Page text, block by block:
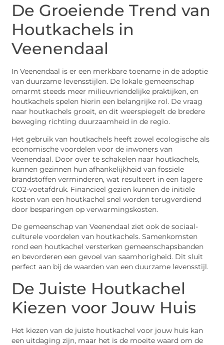
De Groeiende Trend van
Houtkachels in
Veenendaal
In Veenendaal is er een merkbare toename in de adoptie
van duurzame levensstijlen. De lokale gemeenschap
omarmt steeds meer milieuvriendelijke praktijken, en
houtkachels spelen hierin een belangrijke rol. De vraag
naar houtkachels groeit, en dit weerspiegelt de bredere
beweging richting duurzaamheid in de regio.
Het gebruik van houtkachels heeft zowel ecologische als
economische voordelen voor de inwoners van
Veenendaal. Door over te schakelen naar houtkachels,
kunnen gezinnen hun afhankelijkheid van fossiele
brandstoffen verminderen, wat resulteert in een lagere
CO2-voetafdruk. Financieel gezien kunnen de initiële
kosten van een houtkachel snel worden terugverdiend
door besparingen op verwarmingskosten.
De gemeenschap van Veenendaal ziet ook de sociaal-
culturele voordelen van houtkachels. Samenkomsten
rond een houtkachel versterken gemeenschapsbanden
en bevorderen een gevoel van saamhorigheid. Dit sluit
perfect aan bij de waarden van een duurzame levensstijl.
De Juiste Houtkachel
Kiezen voor Jouw Huis
Het kiezen van de juiste houtkachel voor jouw huis kan
een uitdaging zijn, maar het is de moeite waard om de